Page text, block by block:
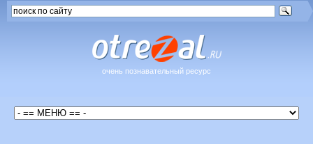
очень познавательный ресурс